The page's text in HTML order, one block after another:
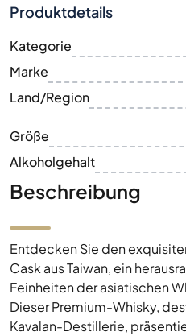
Produktdetails
Kategorie
Marke
Land/Region
Größe
Alkoholgehalt
Beschreibung
Entdecken Sie den
Cask aus Taiwan, ein
Feinheiten der asiatischen
Dieser Premium-Whisky,
Kavalan-Destillerie,